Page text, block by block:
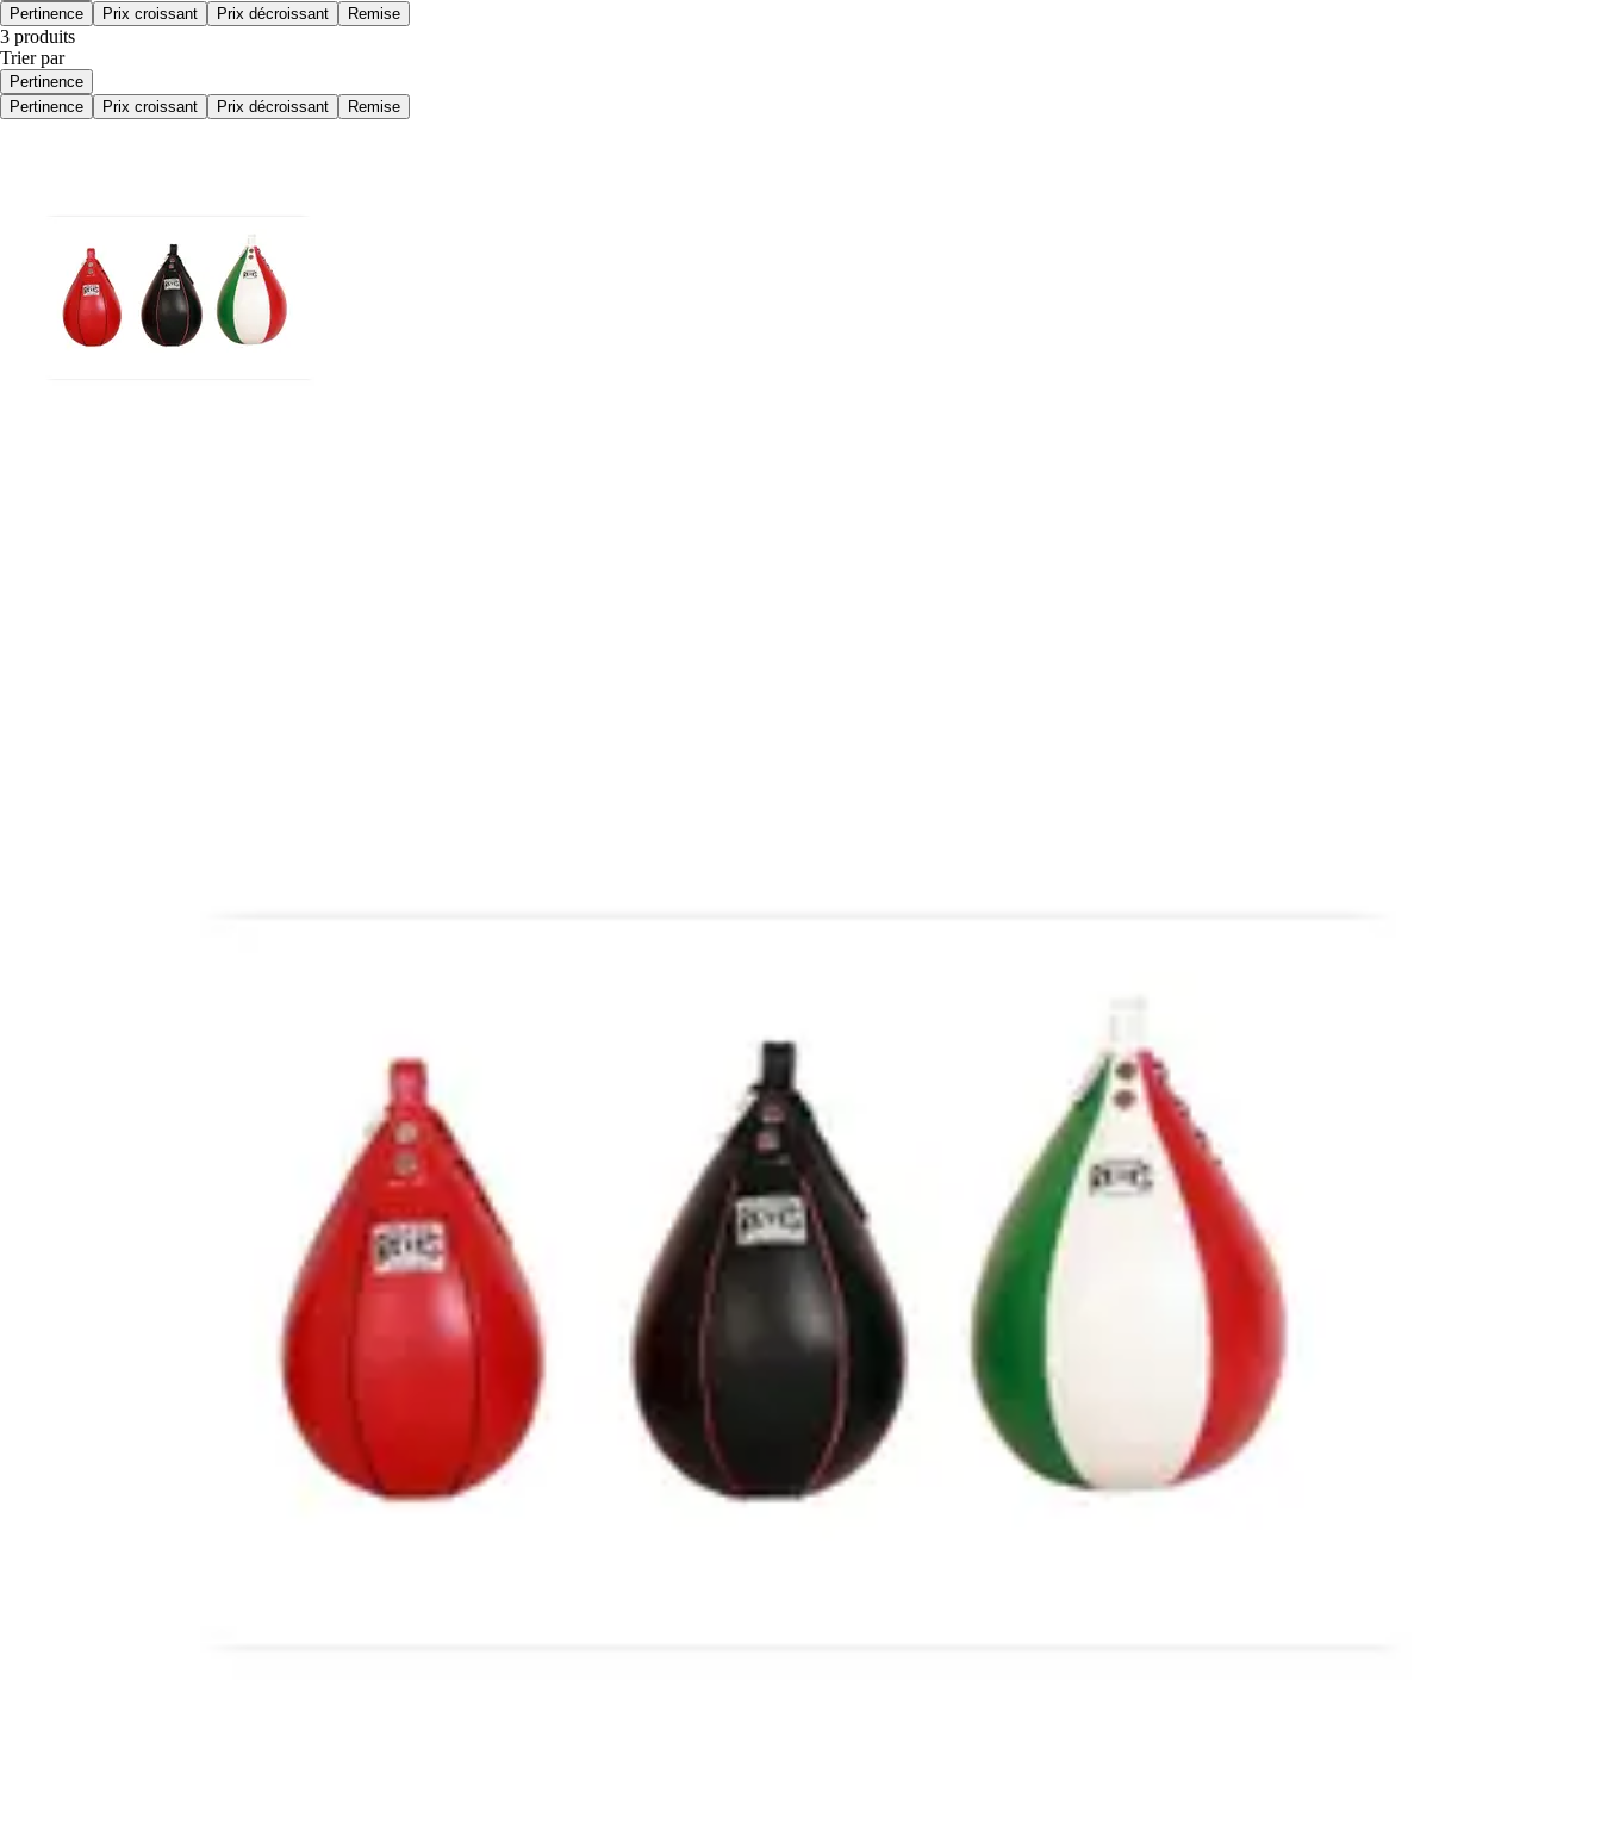
Pertinence
Prix croissant Prix décroissant Remise
3 produits
Trier par
Pertinence
Pertinence
Prix croissant Prix décroissant Remise